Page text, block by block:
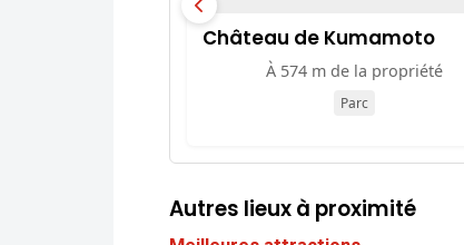
Château de Kumamoto
À 574 m de la propriété
Parc
Autres lieux à proximité